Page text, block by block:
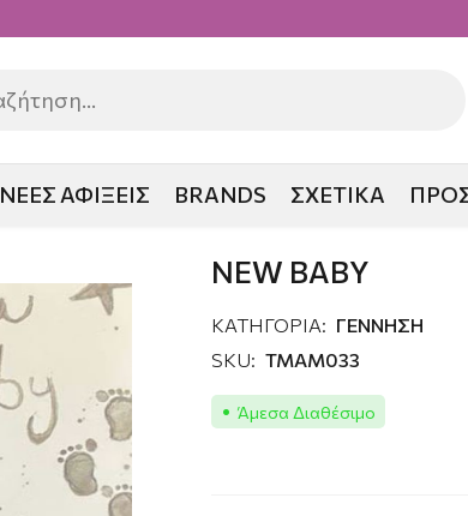
ΝΕΕΣ ΑΦΙΞΕΙΣ BRANDS ΣΧΕΤΙΚΑ
NEW BABY
ΚΑΤΗΓΟΡΙΑ: ΓΕΝΝΗΣΗ
SKU: TMAM033
Άμεσα Διαθέσιμο